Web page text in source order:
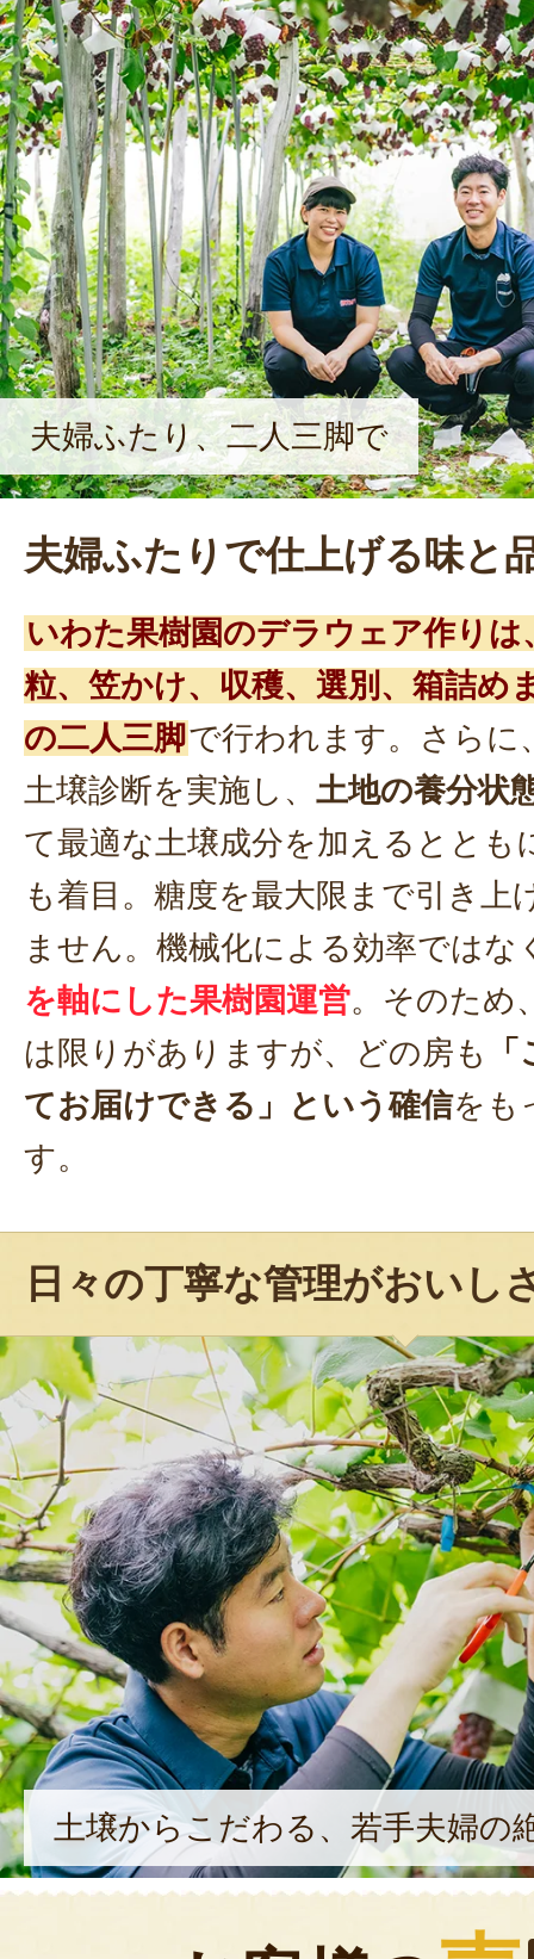
夫婦ふたり、二人三脚で
夫婦ふたりで仕上げる味と
いわた果樹園のデラウェア作りは
粒、笠かけ、収穫、選別、箱詰め
の二人三脚で行われます。さらに
土壌診断を実施し、 土地の養分状
て最適な土壌成分を加えるととも
も着目。糖度を最大限まで引き上
ません。機械化による効率ではな
を軸にした果樹園運営。そのため
は限りがありますが、どの房も
てお届けできる」という確信をも
す。
日々の丁寧な管理がおいし
土壌からこだわる、若手夫婦の